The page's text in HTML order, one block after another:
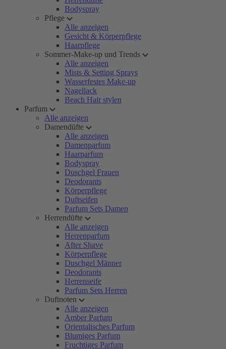
Bodyspray
Pflege
Alle anzeigen
Gesicht & Körperpflege
Haarpflege
Sommer-Make-up und Trends
Alle anzeigen
Mists & Setting Sprays
Wasserfestes Make-up
Nagellack
Beach Hair stylen
Parfum
Alle anzeigen
Damendüfte
Alle anzeigen
Damenparfum
Haarparfum
Bodyspray
Duschgel Frauen
Deodorants
Körperpflege
Duftseifen
Parfum Sets Damen
Herrendüfte
Alle anzeigen
Herrenparfum
After Shave
Körperpflege
Duschgel Männer
Deodorants
Herrenseife
Parfum Sets Herren
Duftnoten
Alle anzeigen
Amber Parfum
Orientalisches Parfum
Blumiges Parfum
Fruchtiges Parfum